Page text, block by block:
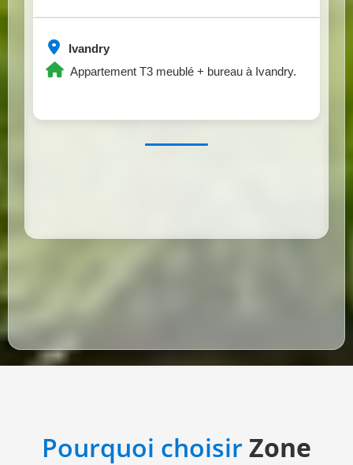
Ivandry
Appartement T3 meublé + bureau à Ivandry.
Pourquoi choisirZone